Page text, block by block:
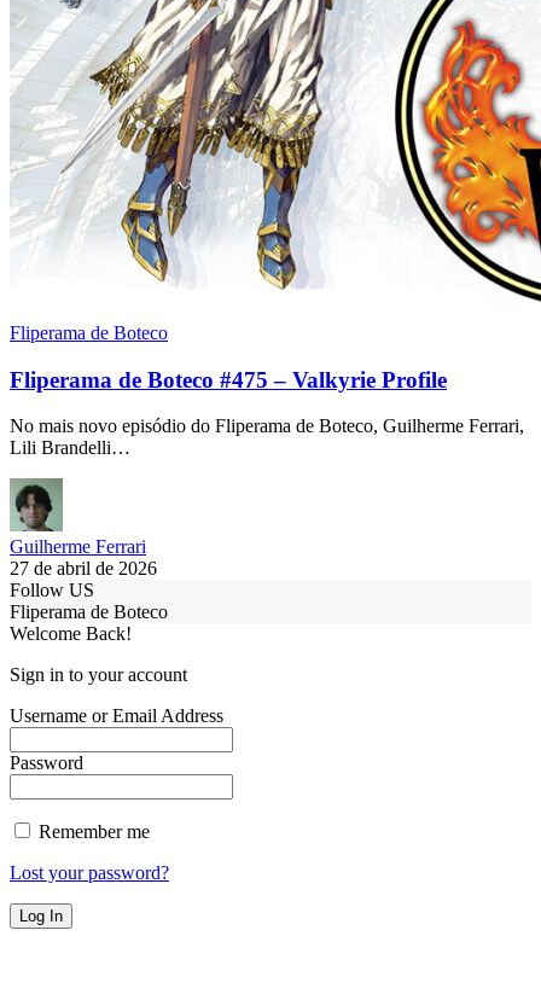
Fliperama de Boteco
Fliperama de Boteco #475 – Valkyrie Profile
No mais novo episódio do Fliperama de Boteco, Guilherme Ferrari,
Lili Brandelli…
Guilherme Ferrari
27 de abril de 2026
Follow US
Fliperama de Boteco
Welcome Back!
Sign in to your account
Username or Email Address
Password
Remember me
Lost your password?